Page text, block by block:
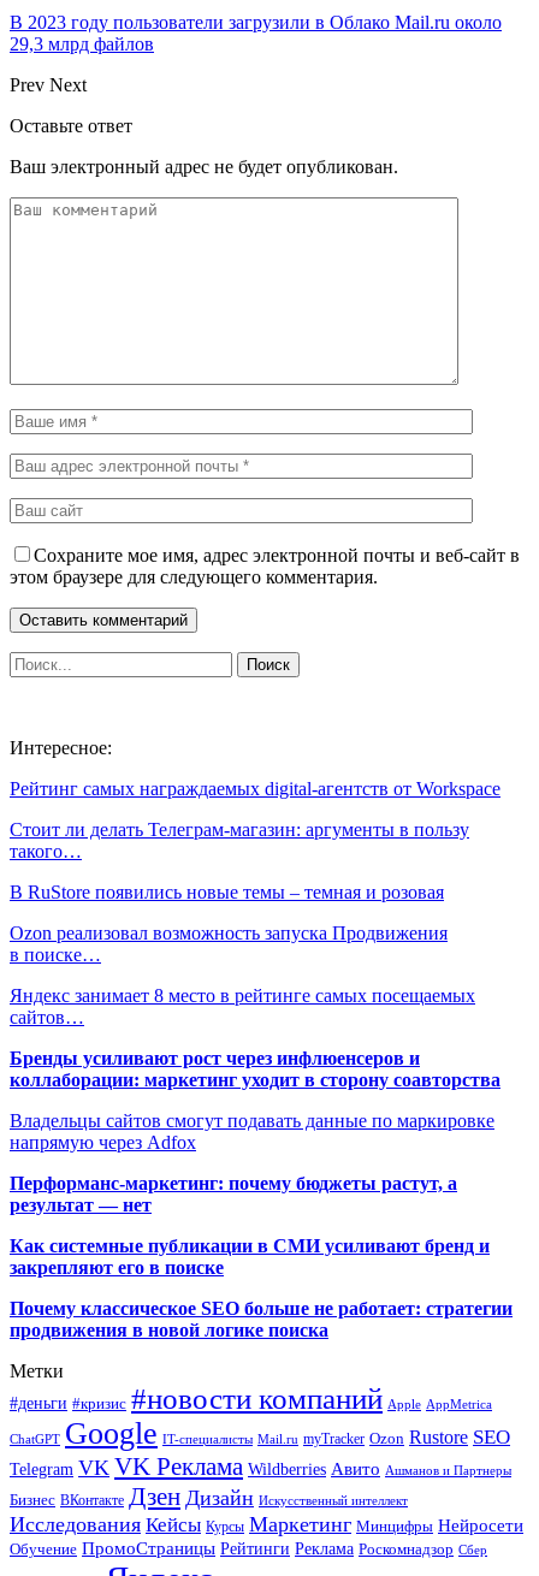
В 2023 году пользователи загрузили в Облако Mail.ru около
29,3 млрд файлов
Prev Next
Оставьте ответ
Ваш электронный адрес не будет опубликован.
Сохраните мое имя, адрес электронной почты и веб-сайт в
этом браузере для следующего комментария.
Интересное:
Рейтинг самых награждаемых digital-агентств от Workspace
Стоит ли делать Телеграм-магазин: аргументы в пользу
такого…
В RuStore появились новые темы – темная и розовая
Ozon реализовал возможность запуска Продвижения
в поиске…
Яндекс занимает 8 место в рейтинге самых посещаемых
сайтов…
Бренды усиливают рост через инфлюенсеров и
коллаборации: маркетинг уходит в сторону соавторства
Владельцы сайтов смогут подавать данные по маркировке
напрямую через Adfox
Перформанс-маркетинг: почему бюджеты растут, а
результат — нет
Как системные публикации в СМИ усиливают бренд и
закрепляют его в поиске
Почему классическое SEO больше не работает: стратегии
продвижения в новой логике поиска
Метки
#деньги #кризис #новости компаний Apple AppMetrica
ChatGPT Google IT-специалисты Mail.ru myTracker Ozon Rustore SEO
Telegram VK VK Реклама Wildberries Авито Ашманов и Партнеры
Бизнес ВКонтакте Дзен Дизайн Искусственный интеллект
Исследования Кейсы Курсы Маркетинг Минцифры Нейросети
Обучение ПромоСтраницы Рейтинги Реклама Роскомнадзор Сбер